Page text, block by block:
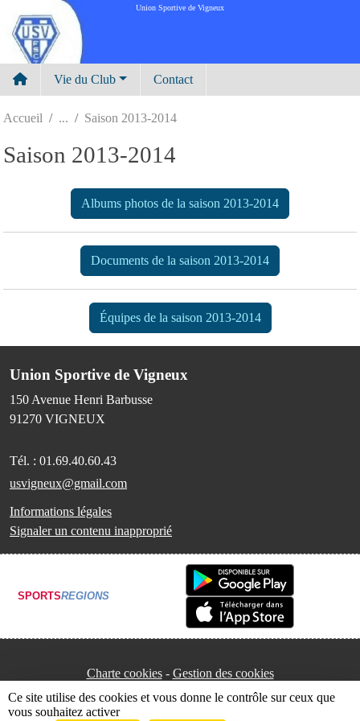
Union Sportive de Vigneux
Vie du Club Contact
Accueil Saison 2013-2014
Saison 2013-2014
Albums photos de la saison 2013-2014
Documents de la saison 2013-2014
Équipes de la saison 2013-2014
Union Sportive de Vigneux
150 Avenue Henri Barbusse
91270 VIGNEUX
Tél. : 01.69.40.60.43
usvigneux@gmail.com
Informations légales
Signaler un contenu inapproprié
SPORTSREGIONS
Charte cookies Gestion des cookies
Panneau de gestion des cookies
Ce site utilise des cookies et vous donne le contrôle sur ceux que
vous souhaitez activer